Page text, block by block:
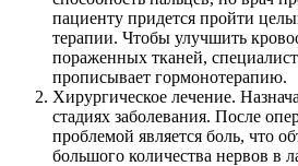
пациенту придется пройти
терапии. Чтобы улучшить
пораженных тканей,
прописывает гормонотерапию.
Хирургическое лечение.
стадиях заболевания. После
проблемой является боль, что
большого количества нервов в